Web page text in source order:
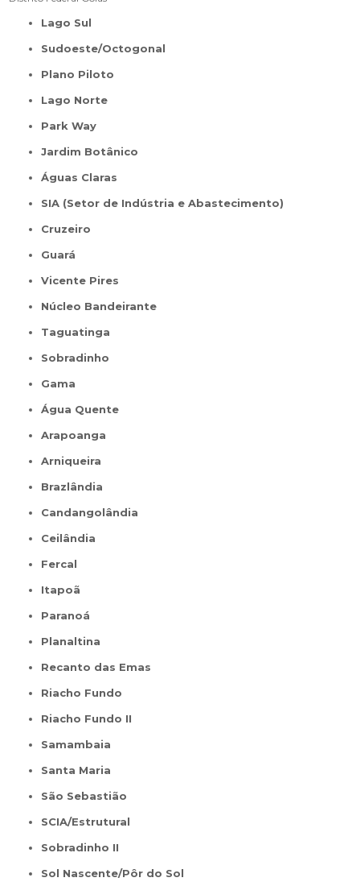
Lago Sul
Sudoeste/Octogonal
Plano Piloto
Lago Norte
Park Way
Jardim Botânico
Águas Claras
SIA (Setor de Indústria e Abastecimento)
Cruzeiro
Guará
Vicente Pires
Núcleo Bandeirante
Taguatinga
Sobradinho
Gama
Água Quente
Arapoanga
Arniqueira
Brazlândia
Candangolândia
Ceilândia
Fercal
Itapoã
Paranoá
Planaltina
Recanto das Emas
Riacho Fundo
Riacho Fundo II
Samambaia
Santa Maria
São Sebastião
SCIA/Estrutural
Sobradinho II
Sol Nascente/Pôr do Sol